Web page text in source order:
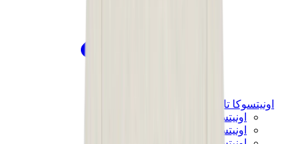
اونيتسوكا تايغر
اونيتسوكا تايغر مكسيكو 66 سابو
اونيتسوكا تايغر مكسيكو 66